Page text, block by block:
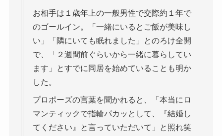
お相手は１歳年上の一般男性で交際約１年で
のゴールイン。「一緒にいるとご飯が美味し
い」「隣にいても眠れました」とのろけ全開
で、「２週間前ぐらいから一緒に暮らしてい
ます」とすでに同居を始めていることも明か
した。
プロポーズの言葉を聞かれると、「本当にロ
マンティックで指輪パカッとして、『結婚し
てください』と言っていただいて」と照れ笑